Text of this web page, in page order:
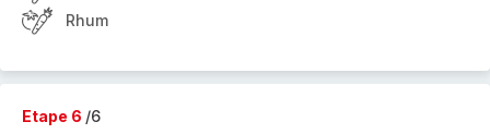
Rhum
Etape 6 /6